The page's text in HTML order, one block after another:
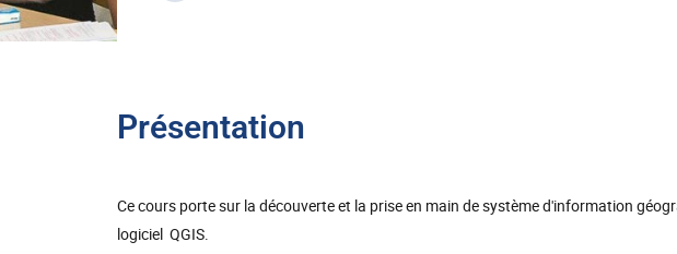
Présentation
Ce cours porte sur la découverte et la prise en main de système d'information
logiciel QGIS.